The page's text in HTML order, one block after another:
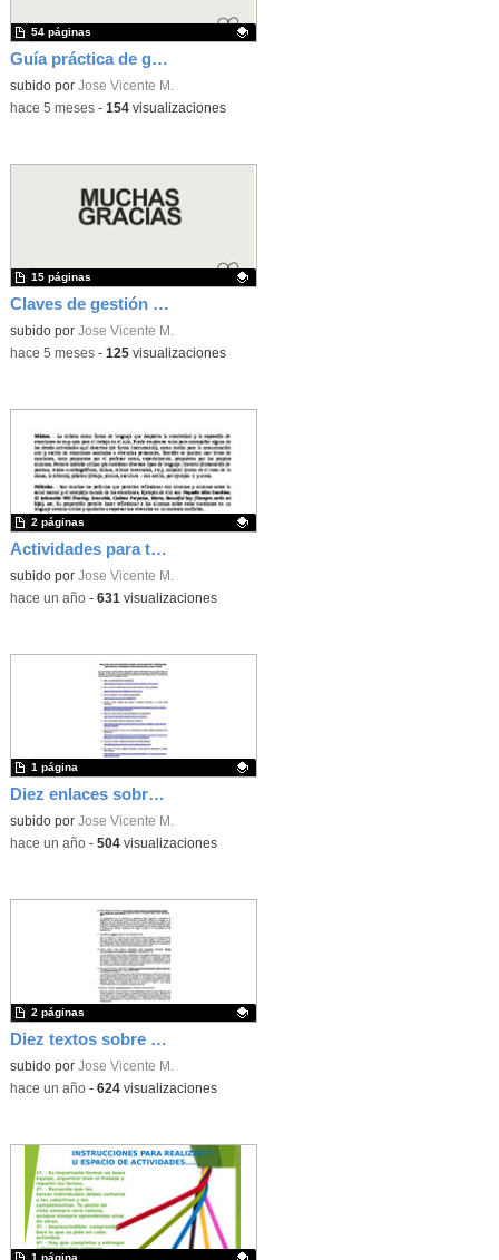
Guía práctica de gestión emocional en el aula y en centros de ESO y Bachillerato
Contenido educativo.
subido por Jose Vicente M.
54 páginas
-hace 5 meses- 154visualizaciones
Claves de gestión emocional en el aula. Buenas y malas praxis
Contenido educativo.
subido por Jose Vicente M.
15 páginas
-hace 5 meses- 125visualizaciones
Actividades para trabajar en el aula la gestión emocional
Contenido educativo.
subido por Jose Vicente M.
2 páginas
-hace un año- 631 visualizaciones
Diez enlaces sobre salud mental y bienestar emocional
Contenido educativo.
subido por Jose Vicente M.
1 página
-hace un año- 504visualizaciones
Diez textos sobre salud mental y bienestar emocional
Contenido educativo.
subido por Jose Vicente M.
2 páginas
-hace un año- 624visualizaciones
1 página